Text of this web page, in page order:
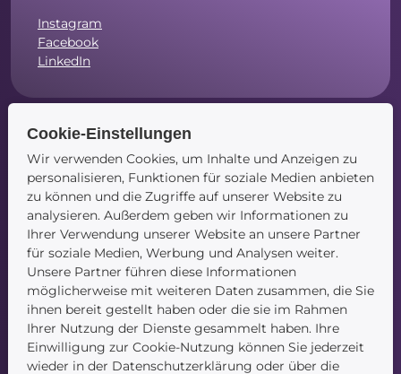
Instagram
Facebook
LinkedIn
Navigation
Startseite
Blog
Kontakt
Cookie-Einstellungen
Wir verwenden Cookies, um Inhalte und Anzeigen zu
personalisieren, Funktionen für soziale Medien anbieten
zu können und die Zugriffe auf unserer Website zu
analysieren. Außerdem geben wir Informationen zu
Ihrer Verwendung unserer Website an unsere Partner
für soziale Medien, Werbung und Analysen weiter.
Unsere Partner führen diese Informationen
möglicherweise mit weiteren Daten zusammen, die Sie
ihnen bereit gestellt haben oder die sie im Rahmen
Ihrer Nutzung der Dienste gesammelt haben. Ihre
Einwilligung zur Cookie-Nutzung können Sie jederzeit
wieder in der Datenschutzerklärung oder über die